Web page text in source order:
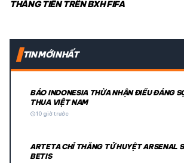
THĂNG TIẾN TRÊN BXH FIFA
TIN MỚI NHẤT
BÁO INDONESIA THỪA NHẬN ĐIỀU ĐÁNG
THUA VIỆT NAM
schedule10 giờ trước
ARTETA CHỈ THẲNG TỬ HUYỆT ARSENAL
BETIS